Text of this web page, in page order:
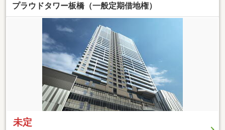
プラウドタワー板橋（一般定期借地権）
未定